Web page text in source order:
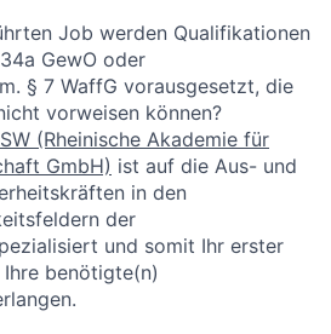
Job werden Qualifikationen
GewO oder
§ 7 WaffG vorausgesetzt, die
vorweisen können?
(Rheinische Akademie für
GmbH) ist auf die Aus- und
in den
der
und somit Ihr erster
benötigte(n)